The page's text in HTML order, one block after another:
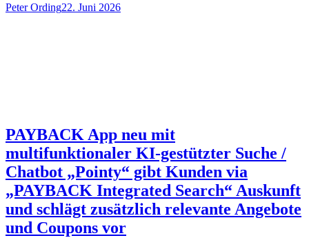
Peter Ording22. Juni 2026
PAYBACK App neu mit
multifunktionaler KI-gestützter Suche /
Chatbot „Pointy“ gibt Kunden via
„PAYBACK Integrated Search“ Auskunft
und schlägt zusätzlich relevante Angebote
und Coupons vor